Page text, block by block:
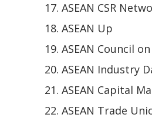
ASEAN CSR
ASEAN Up
ASEAN Council
ASEAN Industry
ASEAN Capital
ASEAN Trade